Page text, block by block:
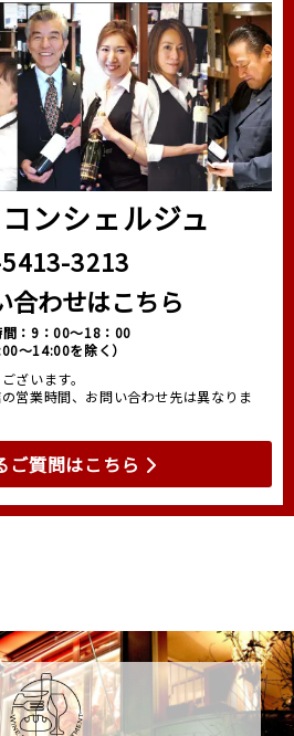
ンシェルジュ
3213
合わせはこちら
間：9：00～18：00
～14:00を除く）
ざいます。
営業時間、お問い合わせ先は異なりま
ご質問はこちら